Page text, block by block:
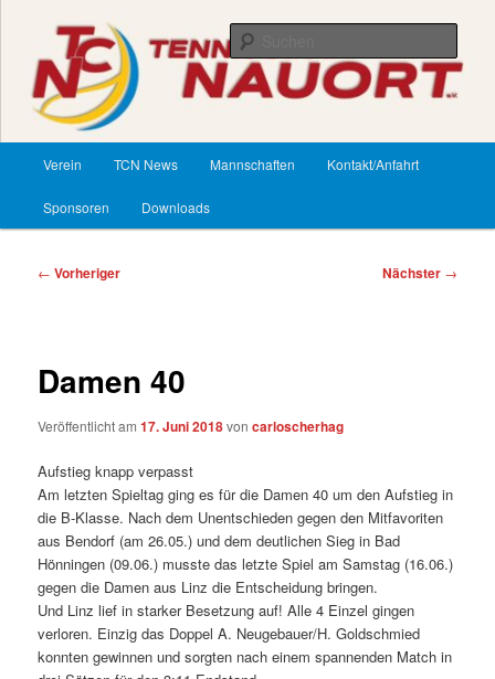
springenTennisClub Nauort
Verein TCN News Mannschaften Kontakt/Anfahrt
Sponsoren Downloads
Beitragsnavigation
← Vorheriger Nächster →
Damen 40
Veröffentlicht am17. Juni 2018voncarloscherhag
Aufstieg knapp verpasst
Am letzten Spieltag ging es für die Damen 40 um den Aufstieg in
die B-Klasse. Nach dem Unentschieden gegen den Mitfavoriten
aus Bendorf (am 26.05.) und dem deutlichen Sieg in Bad
Hönningen (09.06.) musste das letzte Spiel am Samstag (16.06.)
gegen die Damen aus Linz die Entscheidung bringen.
Und Linz lief in starker Besetzung auf! Alle 4 Einzel gingen
verloren. Einzig das Doppel A. Neugebauer/H. Goldschmied
konnten gewinnen und sorgten nach einem spannenden Match in